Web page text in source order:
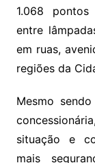
1.068
entre
em ruas,
regiões da
Mesmo
situação e
mais